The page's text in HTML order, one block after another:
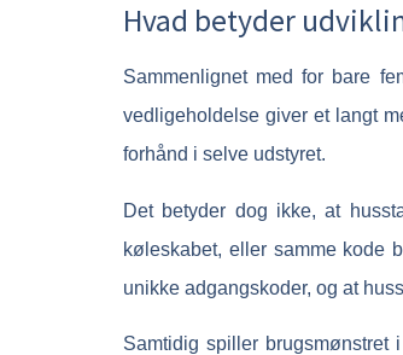
Hvad betyder
Sammenlignet med for bare
vedligeholdelse giver et langt
forhånd i selve udstyret.
Det betyder dog ikke, at
køleskabet, eller samme kode
unikke adgangskoder, og at
Samtidig spiller brugsmønstret